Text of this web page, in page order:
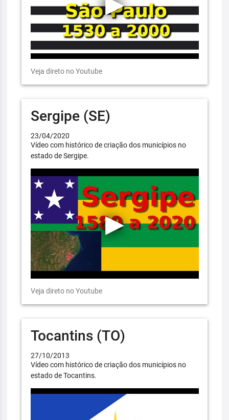
Veja direto no Youtube
Sergipe (SE)
23/04/2020
Vídeo com histórico de criação dos municípios no
estado de Sergipe.
Veja direto no Youtube
Tocantins (TO)
27/10/2013
Vídeo com histórico de criação dos municípios no
estado de Tocantins.